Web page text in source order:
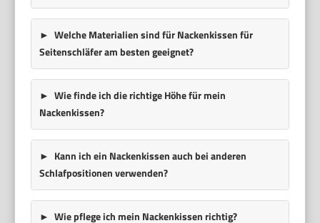
Welche Materialien sind für Nackenkissen für
Seitenschläfer am besten geeignet?
Wie finde ich die richtige Höhe für mein
Nackenkissen?
Kann ich ein Nackenkissen auch bei anderen
Schlafpositionen verwenden?
Wie pflege ich mein Nackenkissen richtig?